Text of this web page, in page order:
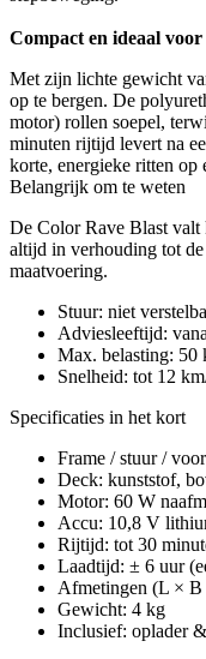
Compact en ideaal
Met zijn lichte gewicht
op te bergen. De
motor) rollen soepel,
minuten rijtijd levert na
korte, energieke ritten op
Belangrijk om te weten
De Color Rave Blast valt
altijd in verhouding tot
maatvoering.
Stuur: niet
Adviesleeftijd:
Max. belasting: 50
Snelheid: tot 12
Specificaties in het kort
Frame / stuur /
Deck: kunststof,
Motor: 60 W
Accu: 10,8 V
Rijtijd: tot 30
Laadtijd: ± 6 uur
Afmetingen (L ×
Gewicht: 4 kg
Inclusief: oplader